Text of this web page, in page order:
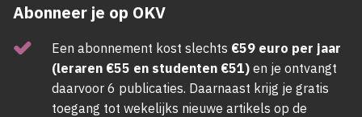
Abonneer je op OKV
Een abonnement kost slechts €59 euro per jaar
(leraren €55 en studenten €51) en je ontvangt
daarvoor 6 publicaties. Daarnaast krijg je gratis
toegang tot wekelijks nieuwe artikels op de